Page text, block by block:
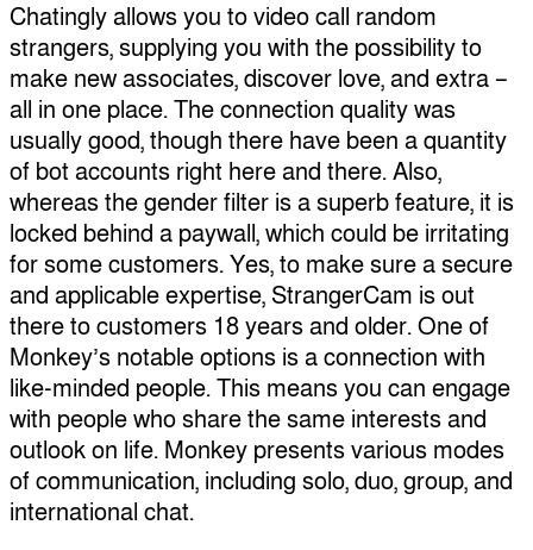
Chatingly allows you to video call random
strangers, supplying you with the possibility to
make new associates, discover love, and extra –
all in one place. The connection quality was
usually good, though there have been a quantity
of bot accounts right here and there. Also,
whereas the gender filter is a superb feature, it is
locked behind a paywall, which could be irritating
for some customers. Yes, to make sure a secure
and applicable expertise, StrangerCam is out
there to customers 18 years and older. One of
Monkey’s notable options is a connection with
like-minded people. This means you can engage
with people who share the same interests and
outlook on life. Monkey presents various modes
of communication, including solo, duo, group, and
international chat.